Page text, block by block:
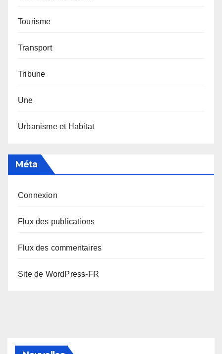
Tourisme
Transport
Tribune
Une
Urbanisme et Habitat
Méta
Connexion
Flux des publications
Flux des commentaires
Site de WordPress-FR